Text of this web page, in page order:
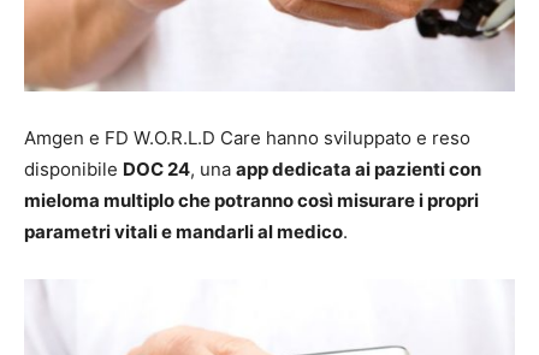
Amgen e FD W.O.R.L.D Care hanno sviluppato e reso
disponibile DOC 24, una app dedicata ai pazienti con
mieloma multiplo che potranno così misurare i propri
parametri vitali e mandarli al medico.